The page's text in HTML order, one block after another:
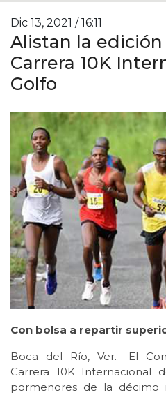
Dic 13, 2021 / 16:11
Alistan la edición
Carrera 10K
Golfo
Con bolsa a repartir
Boca del Río, Ver.- El
Carrera 10K Internacional
pormenores de la décimo